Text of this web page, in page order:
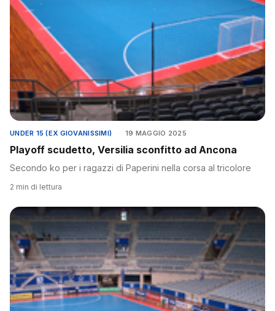
UNDER 15 (EX GIOVANISSIMI) · 19 MAGGIO 2025
Playoff scudetto, Versilia sconfitto ad Ancona
Secondo ko per i ragazzi di Paperini nella corsa al tricolore
2 min di lettura